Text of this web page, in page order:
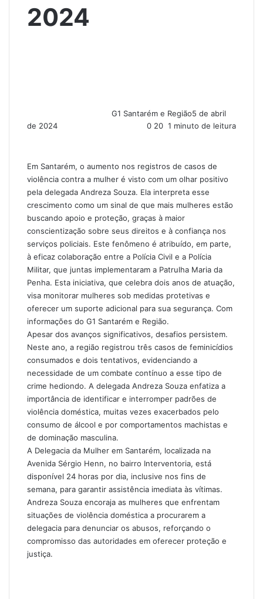
2024
G1 Santarém e Região5 de abril
de 2024
0 20 1 minuto de leitura
Em Santarém, o aumento nos registros de casos de
violência contra a mulher é visto com um olhar positivo
pela delegada Andreza Souza. Ela interpreta esse
crescimento como um sinal de que mais mulheres estão
buscando apoio e proteção, graças à maior
conscientização sobre seus direitos e à confiança nos
serviços policiais. Este fenômeno é atribuído, em parte,
à eficaz colaboração entre a Polícia Civil e a Polícia
Militar, que juntas implementaram a Patrulha Maria da
Penha. Esta iniciativa, que celebra dois anos de atuação,
visa monitorar mulheres sob medidas protetivas e
oferecer um suporte adicional para sua segurança. Com
informações do G1 Santarém e Região.
Apesar dos avanços significativos, desafios persistem.
Neste ano, a região registrou três casos de feminicídios
consumados e dois tentativos, evidenciando a
necessidade de um combate contínuo a esse tipo de
crime hediondo. A delegada Andreza Souza enfatiza a
importância de identificar e interromper padrões de
violência doméstica, muitas vezes exacerbados pelo
consumo de álcool e por comportamentos machistas e
de dominação masculina.
A Delegacia da Mulher em Santarém, localizada na
Avenida Sérgio Henn, no bairro Interventoria, está
disponível 24 horas por dia, inclusive nos fins de
semana, para garantir assistência imediata às vítimas.
Andreza Souza encoraja as mulheres que enfrentam
situações de violência doméstica a procurarem a
delegacia para denunciar os abusos, reforçando o
compromisso das autoridades em oferecer proteção e
justiça.